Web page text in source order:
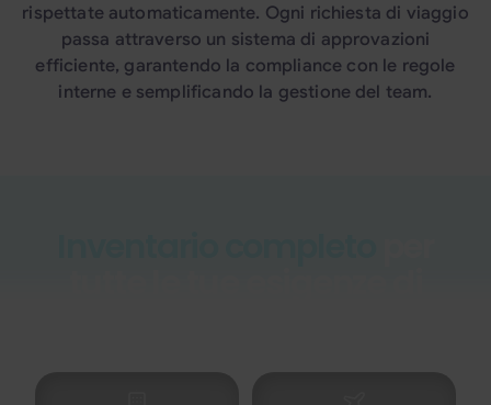
rispettate automaticamente. Ogni richiesta di viaggio
passa attraverso un sistema di approvazioni
efficiente, garantendo la compliance con le regole
interne e semplificando la gestione del team.